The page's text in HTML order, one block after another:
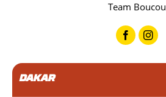
Team Boucou
DAKAR